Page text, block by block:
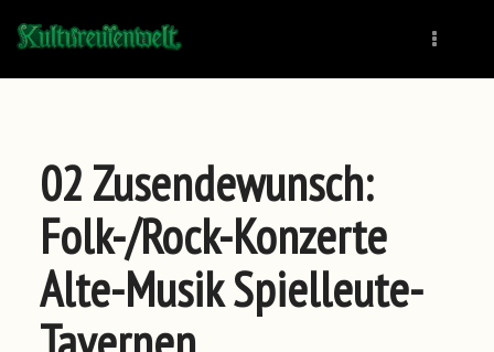
02 Zusendewunsch:
Folk-/Rock-Konzerte
Alte-Musik Spielleute-